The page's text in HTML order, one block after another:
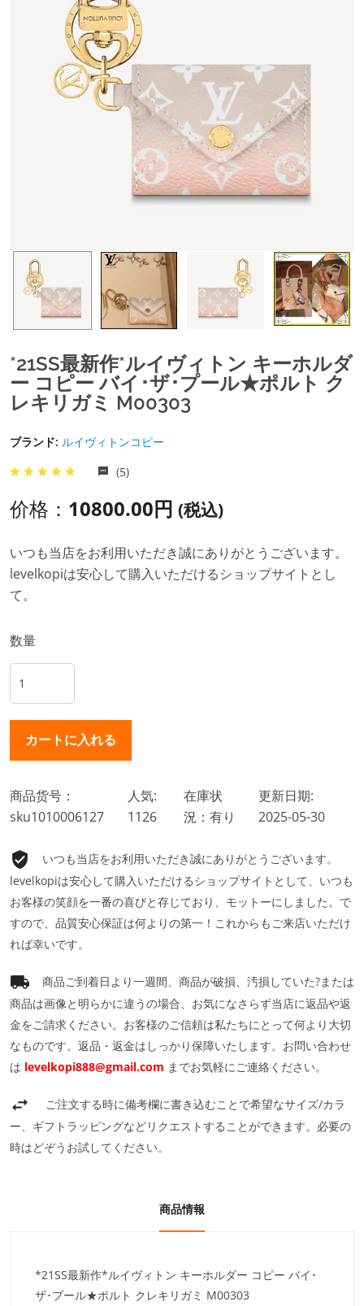
*21SS最新作*ルイヴィトン キーホルダ
ー コピー バイ･ザ･プール★ポルト ク
レキリガミ M00303
ブランド: ルイヴィトンコピー
(5)
价格： 10800.00円 (税込)
いつも当店をお利用いただき誠にありがとうございます。
levelkopiは安心して購入いただけるショップサイトとし
て。
数量
商品货号：
sku1010006127
人気:
1126
在庫状
況：有り
更新日期:
2025-05-30
いつも当店をお利用いただき誠にありがとうございます。
levelkopiは安心して購入いただけるショップサイトとして、いつも
お客様の笑顔を一番の喜びと存じており、モットーにしました。で
すので、品質安心保証は何よりの第一！これからもご来店いただけ
れば幸いです。
商品ご到着日より一週間、商品が破損、汚損していた?または
商品は画像と明らかに違うの場合、お気になさらず当店に返品や返
金をご請求ください。お客様のご信頼は私たちにとって何より大切
なものです。返品・返金はしっかり保障いたします。お問い合わせ
は levelkopi888@gmail.com までお気軽にご連絡ください。
ご注文する時に備考欄に書き込むことで希望なサイズ/カラ
ー、ギフトラッピングなどリクエストすることができます。必要の
時はどぞうお試してください。
商品情報
*21SS最新作*ルイヴィトン キーホルダー コピー バイ･
ザ･プール★ポルト クレキリガミ M00303